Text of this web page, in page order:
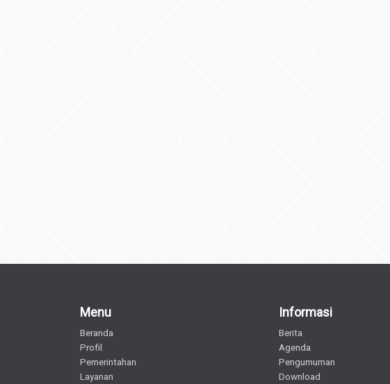
Menu
Beranda
Profil
Pemerintahan
Layanan
Informasi
Berita
Agenda
Pengumuman
Download